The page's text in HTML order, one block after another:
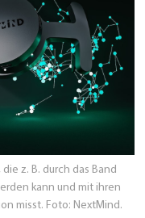
z. B. durch das Band
kann und mit ihren
misst. Foto: NextMind.